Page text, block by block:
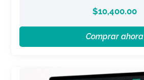
$10,400.00
Comprar ahora